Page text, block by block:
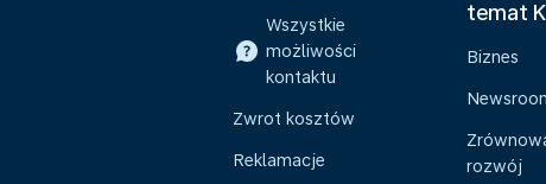
Wszystkie
możliwości
kontaktu
Zwrot kosztów
Reklamacje
temat
Biznes
rozwój